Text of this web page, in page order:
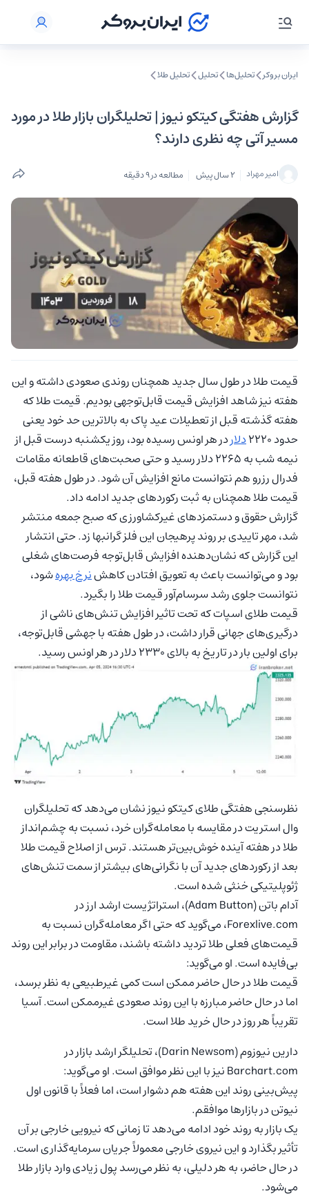
ایران بروکر تحلیل‌ها تحلیل‌ تحلیل طلا
گزارش هفتگی کیتکو نیوز |‌ تحلیلگران بازار طلا در مورد
مسیر آتی چه نظری دارند؟
امیر مهراد 2 سال پیش مطالعه در 9 دقیقه
قیمت طلا در طول سال جدید همچنان روندی صعودی داشته و این
هفته نیز شاهد افزایش قیمت قابل‌توجهی بودیم. قیمت طلا که
هفته گذشته قبل از تعطیلات عید پاک به بالاترین حد خود یعنی
حدود ۲۲۲۰
دلاردر هر اونس رسیده بود، روز یکشنبه درست قبل از
نیمه شب به ۲۲۶۵ دلار رسید و حتی صحبت‌های قاطعانه مقامات
فدرال رزرو هم نتوانست مانع افزایش آن شود. در طول هفته قبل،
قیمت طلا همچنان به ثبت رکوردهای جدید ادامه داد.
گزارش حقوق و دستمزدهای غیرکشاورزی که صبح جمعه منتشر
شد، مهر تاییدی بر روند پرهیجان این فلز گرانبها زد. حتی انتشار
این گزارش که نشان‌دهنده افزایش قابل‌توجه فرصت‌های شغلی
بود و می‌توانست باعث به تعویق افتادن کاهشنرخ بهرهشود،
نتوانست جلوی رشد سرسام‌آور قیمت طلا را بگیرد.
قیمت طلای اسپات که تحت تاثیر افزایش تنش‌های ناشی از
درگیری‌های جهانی قرار داشت، در طول هفته با جهشی قابل‌توجه،
برای اولین بار در تاریخ به بالای ۲۳۳۰ دلار در هر اونس رسید.
نظرسنجی هفتگی طلای کیتکو نیوز نشان می‌دهد که تحلیلگران
وال استریت در مقایسه با معامله‌گران خرد، نسبت به چشم‌انداز
طلا در هفته آینده خوش‌بین‌تر هستند. ترس از اصلاح قیمت طلا
بعد از رکوردهای جدید آن با نگرانی‌های بیشتر از سمت تنش‌های
ژئوپلیتیکی خنثی شده است.
آدام باتن (Adam Button)، استراتژیست ارشد ارز در
Forexlive.com، می‌گوید که حتی اگر معامله‌گران نسبت به
قیمت‌های فعلی طلا تردید داشته باشند، مقاومت در برابر این روند
بی‌فایده است. او می‌گوید:
قیمت طلا در حال حاضر ممکن است کمی غیرطبیعی به نظر برسد،
اما در حال حاضر مبارزه با این روند صعودی غیرممکن است. آسیا
تقریباً هر روز در حال خرید طلا است.
دارین نیوزوم (Darin Newsom)، تحلیلگر ارشد بازار در
Barchart.com نیز با این نظر موافق است. او می‌گوید:
پیش‌بینی روند این هفته هم دشوار است، اما فعلاً با قانون اول
نیوتن در بازارها موافقم.
یک بازار به روند خود ادامه می‌دهد تا زمانی که نیرویی خارجی بر آن
تأثیر بگذارد و این نیروی خارجی معمولاً جریان سرمایه‌گذاری است.
در حال حاضر، به هر دلیلی، به نظر می‌رسد پول زیادی وارد بازار طلا
می‌شود.